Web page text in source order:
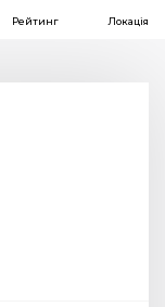
Рейтинг Локація